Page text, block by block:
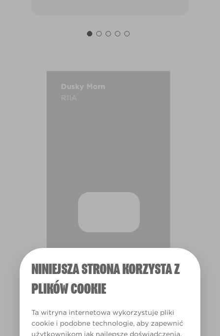
NINIEJSZA STRONA KORZYSTA Z
PLIKÓW COOKIE
Ta witryna internetowa wykorzystuje pliki
cookie i podobne technologie, aby zapewnić
użytkownikom jak najlepsze doświadczenia,
Dusky Morn
R11A
Światło dzienne